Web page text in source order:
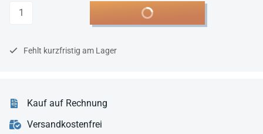
Anzahl In den Warenkorb
Fehlt kurzfristig am Lager
Kauf auf Rechnung
Versandkostenfrei